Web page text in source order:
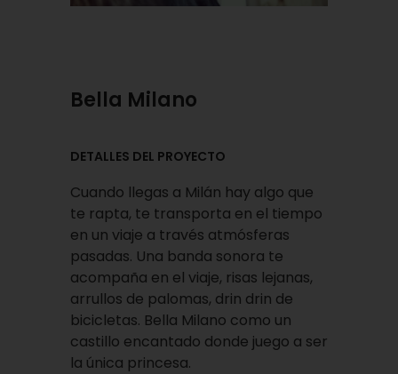
Bella Milano
DETALLES DEL PROYECTO
Cuando llegas a Milán hay algo que
te rapta, te transporta en el tiempo
en un viaje a través atmósferas
pasadas. Una banda sonora te
acompaña en el viaje, risas lejanas,
arrullos de palomas, drin drin de
bicicletas. Bella Milano como un
castillo encantado donde juego a ser
la única princesa.